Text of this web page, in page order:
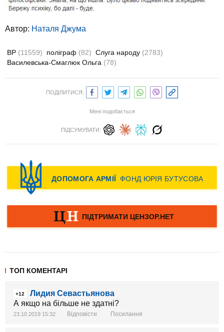
Автор: Наталя Джума
ВР (11559) поліграф (82) Слуга народу (2783)
Василевська-Смаглюк Ольга (78)
ПОДІЛИТИСЯ:
Мені подобається
ПІДСУМУВАТИ:
ТОП КОМЕНТАРІ
+12
Лидия Севастьянова
А якщо на більше не здатні?
23.10.2019 15:32 Відповісти Посилання